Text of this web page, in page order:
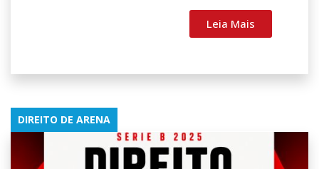
Leia Mais
DIREITO DE ARENA